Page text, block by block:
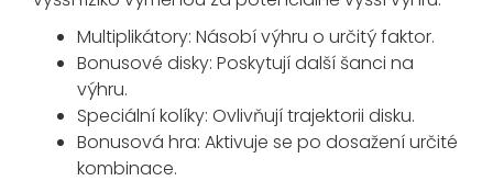
Multiplikátory: Násobí výhru o určitý faktor.
Bonusové disky: Poskytují další šanci na
výhru.
Speciální kolíky: Ovlivňují trajektorii disku.
Bonusová hra: Aktivuje se po dosažení určité
kombinace.